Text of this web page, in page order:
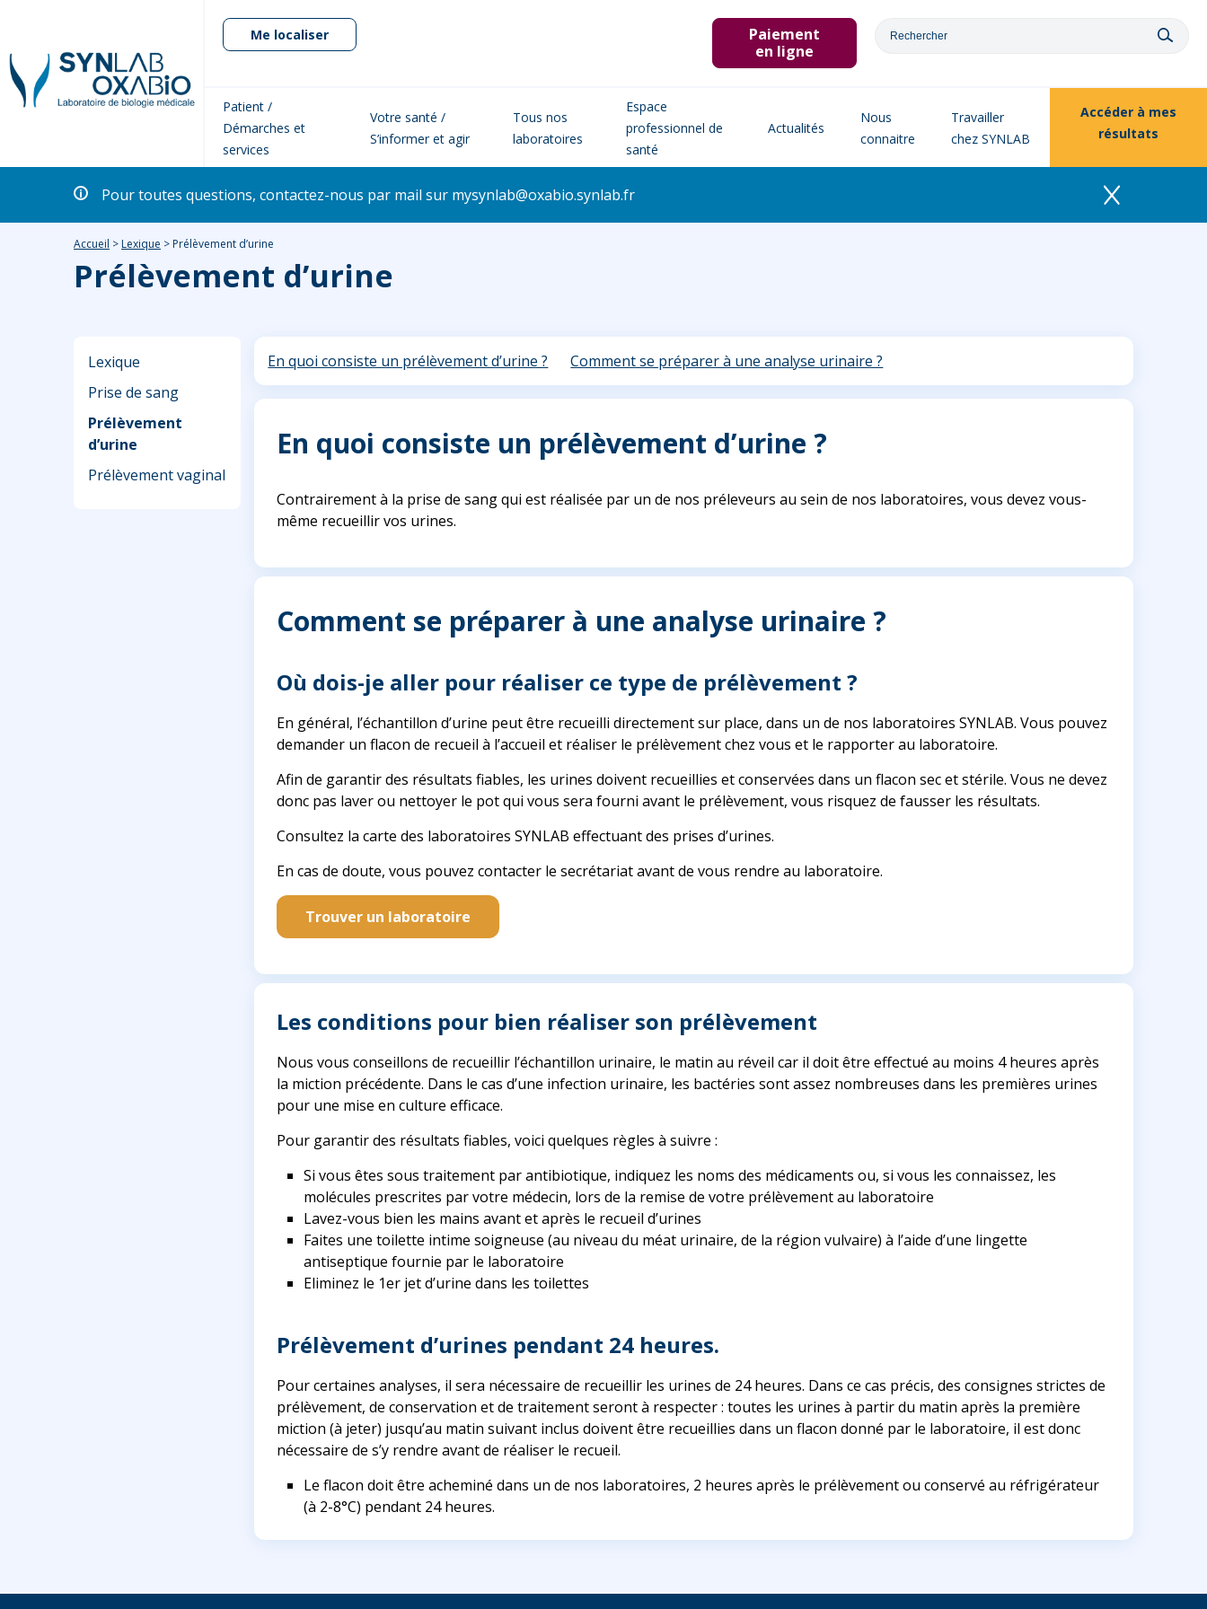
Me localiser
Paiement
en ligne
Patient /
Démarches et
services
Votre santé /
S’informer et agir
Tous nos
laboratoires
Espace
professionnel de
santé
Actualités
Nous
connaitre
Travailler
chez SYNLAB
Accéder à mes
résultats
Pour toutes questions, contactez-nous par mail sur mysynlab@oxabio.synlab.fr
Accueil > Lexique > Prélèvement d’urine
Prélèvement d’urine
Lexique
Prise de sang
Prélèvement
d’urine
Prélèvement vaginal
En quoi consiste un prélèvement d’urine ? Comment se préparer à une analyse urinaire ?
En quoi consiste un prélèvement d’urine ?
Contrairement à la prise de sang qui est réalisée par un de nos préleveurs au sein de nos laboratoires, vous devez vous-
même recueillir vos urines.
Comment se préparer à une analyse urinaire ?
Où dois-je aller pour réaliser ce type de prélèvement ?
En général, l’échantillon d’urine peut être recueilli directement sur place, dans un de nos laboratoires SYNLAB. Vous pouvez
demander un flacon de recueil à l’accueil et réaliser le prélèvement chez vous et le rapporter au laboratoire.
Afin de garantir des résultats fiables, les urines doivent recueillies et conservées dans un flacon sec et stérile. Vous ne devez
donc pas laver ou nettoyer le pot qui vous sera fourni avant le prélèvement, vous risquez de fausser les résultats.
Consultez la carte des laboratoires SYNLAB effectuant des prises d’urines.
En cas de doute, vous pouvez contacter le secrétariat avant de vous rendre au laboratoire.
Trouver un laboratoire
Les conditions pour bien réaliser son prélèvement
Nous vous conseillons de recueillir l’échantillon urinaire, le matin au réveil car il doit être effectué au moins 4 heures après
la miction précédente. Dans le cas d’une infection urinaire, les bactéries sont assez nombreuses dans les premières urines
pour une mise en culture efficace.
Pour garantir des résultats fiables, voici quelques règles à suivre :
Si vous êtes sous traitement par antibiotique, indiquez les noms des médicaments ou, si vous les connaissez, les
molécules prescrites par votre médecin, lors de la remise de votre prélèvement au laboratoire
Lavez-vous bien les mains avant et après le recueil d’urines
Faites une toilette intime soigneuse (au niveau du méat urinaire, de la région vulvaire) à l’aide d’une lingette
antiseptique fournie par le laboratoire
Eliminez le 1er jet d’urine dans les toilettes
Prélèvement d’urines pendant 24 heures.
Pour certaines analyses, il sera nécessaire de recueillir les urines de 24 heures. Dans ce cas précis, des consignes strictes de
prélèvement, de conservation et de traitement seront à respecter : toutes les urines à partir du matin après la première
miction (à jeter) jusqu’au matin suivant inclus doivent être recueillies dans un flacon donné par le laboratoire, il est donc
nécessaire de s’y rendre avant de réaliser le recueil.
Le flacon doit être acheminé dans un de nos laboratoires, 2 heures après le prélèvement ou conservé au réfrigérateur
(à 2-8°C) pendant 24 heures.